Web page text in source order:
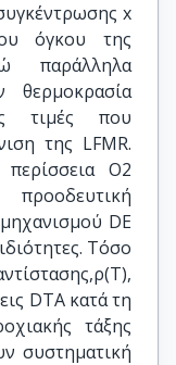
x
όγκου της
παράλληλα
θερμοκρασία
τιμές που
της LFMR.
Ο2
DE
Τόσο
DTA κατά τη
τάξης
συστηματική